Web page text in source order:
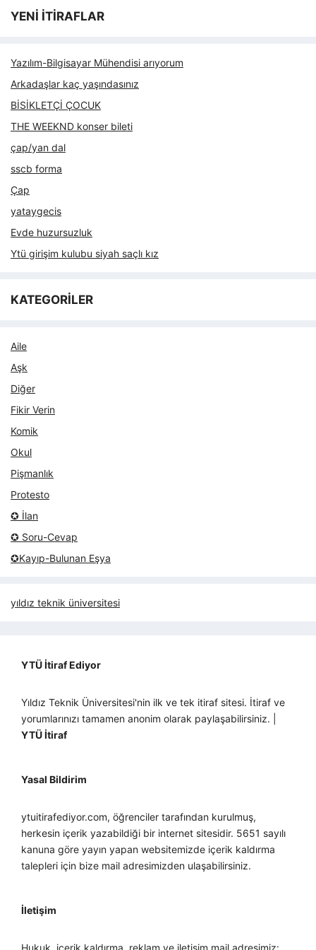
YENİ İTİRAFLAR
Yazılım-Bilgisayar Mühendisi arıyorum
Arkadaşlar kaç yaşındasınız
BİSİKLETÇİ ÇOCUK
THE WEEKND konser bileti
çap/yan dal
sscb forma
Çap
yataygecis
Evde huzursuzluk
Ytü girişim kulubu siyah saçlı kız
KATEGORİLER
Aile
Aşk
Diğer
Fikir Verin
Komik
Okul
Pişmanlık
Protesto
✪ İlan
✪ Soru-Cevap
✪Kayıp-Bulunan Eşya
yıldız teknik üniversitesi
YTÜ İtiraf Ediyor
Yıldız Teknik Üniversitesi'nin ilk ve tek itiraf sitesi. İtiraf ve
yorumlarınızı tamamen anonim olarak paylaşabilirsiniz. |
YTÜ İtiraf
Yasal Bildirim
ytuitirafediyor.com, öğrenciler tarafından kurulmuş,
herkesin içerik yazabildiği bir internet sitesidir. 5651 sayılı
kanuna göre yayın yapan websitemizde içerik kaldırma
talepleri için bize mail adresimizden ulaşabilirsiniz.
İletişim
Hukuk, içerik kaldırma, reklam ve iletişim mail adresimiz: